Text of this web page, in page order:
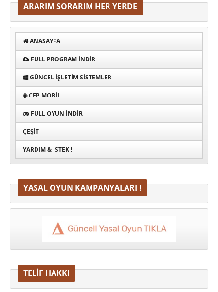
ARARIM SORARIM HER YERDE
ANASAYFA
FULL PROGRAM INDIR
GÜNCEL İŞLETIM SISTEMLER
CEP MOBIL
FULL OYUN İNDIR
ÇEŞIT
YARDIM & İSTEK !
YASAL OYUN KAMPANYALARI !
TELİF HAKKI